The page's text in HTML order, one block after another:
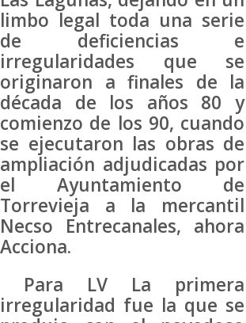
limbo legal toda una serie
de deficiencias e
irregularidades que se
originaron a finales de la
década de los años 80 y
comienzo de los 90, cuando
se ejecutaron las obras de
ampliación adjudicadas por
el Ayuntamiento de
Torrevieja a la mercantil
Necso Entrecanales, ahora
Acciona.
Para LV La primera
irregularidad fue la que se